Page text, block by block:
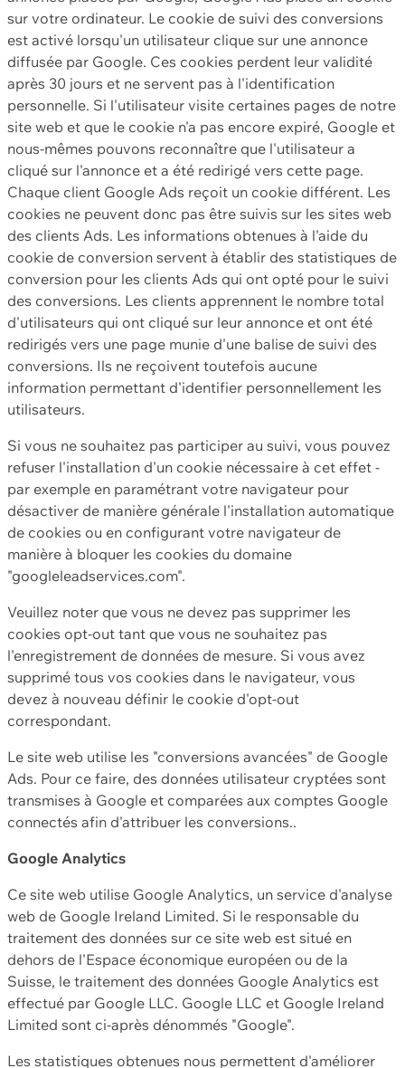
sur votre ordinateur. Le cookie de suivi des conversions
est activé lorsqu'un utilisateur clique sur une annonce
diffusée par Google. Ces cookies perdent leur validité
après 30 jours et ne servent pas à l'identification
personnelle. Si l'utilisateur visite certaines pages de notre
site web et que le cookie n'a pas encore expiré, Google et
nous-mêmes pouvons reconnaître que l'utilisateur a
cliqué sur l'annonce et a été redirigé vers cette page.
Chaque client Google Ads reçoit un cookie différent. Les
cookies ne peuvent donc pas être suivis sur les sites web
des clients Ads. Les informations obtenues à l'aide du
cookie de conversion servent à établir des statistiques de
conversion pour les clients Ads qui ont opté pour le suivi
des conversions. Les clients apprennent le nombre total
d'utilisateurs qui ont cliqué sur leur annonce et ont été
redirigés vers une page munie d'une balise de suivi des
conversions. Ils ne reçoivent toutefois aucune
information permettant d'identifier personnellement les
utilisateurs.
Si vous ne souhaitez pas participer au suivi, vous pouvez
refuser l'installation d'un cookie nécessaire à cet effet -
par exemple en paramétrant votre navigateur pour
désactiver de manière générale l'installation automatique
de cookies ou en configurant votre navigateur de
manière à bloquer les cookies du domaine
"googleleadservices.com".
Veuillez noter que vous ne devez pas supprimer les
cookies opt-out tant que vous ne souhaitez pas
l'enregistrement de données de mesure. Si vous avez
supprimé tous vos cookies dans le navigateur, vous
devez à nouveau définir le cookie d'opt-out
correspondant.
Le site web utilise les "conversions avancées" de Google
Ads. Pour ce faire, des données utilisateur cryptées sont
transmises à Google et comparées aux comptes Google
connectés afin d'attribuer les conversions..
Google Analytics
Ce site web utilise Google Analytics, un service d'analyse
web de Google Ireland Limited. Si le responsable du
traitement des données sur ce site web est situé en
dehors de l'Espace économique européen ou de la
Suisse, le traitement des données Google Analytics est
effectué par Google LLC. Google LLC et Google Ireland
Limited sont ci-après dénommés "Google".
Les statistiques obtenues nous permettent d'améliorer